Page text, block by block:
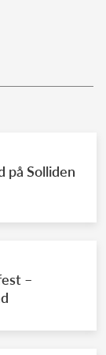
på Solliden
–